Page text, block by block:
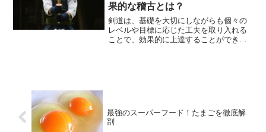
果的な稽古とは？
剣道は、基礎を大切にしながらも個々の
レベルや目標に応じた工夫を取り入れる
ことで、効果的に上達することができま
がポイントとなります。
最強のスーパーフード！たまごを徹底解
剖